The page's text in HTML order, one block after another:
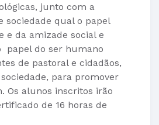
junto com a
sociedade qual o papel
e da amizade social e
papel do ser humano
de pastoral e cidadãos,
para promover
Os alunos inscritos irão
de 16 horas de